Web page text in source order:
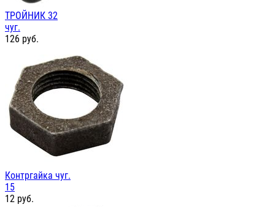
ТРОЙНИК 32
чуг.
126 руб.
Контргайка чуг.
15
12 руб.